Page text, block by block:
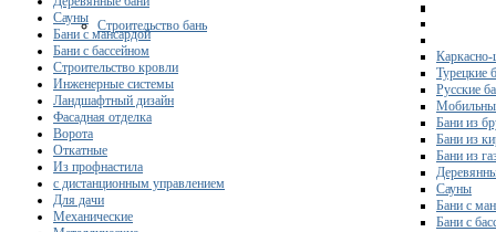
Строительство бань
Турецкие
Русские
Бани из
Бани из
Бани из
Сауны
Бани с
Бани с
Сауны
Бани с мансардой
Бани с бассейном
Строительство кровли
Инженерные системы
Ландшафтный дизайн
Фасадная отделка
Ворота
Откатные
Из профнастила
с дистанционным управлением
Для дачи
Механические